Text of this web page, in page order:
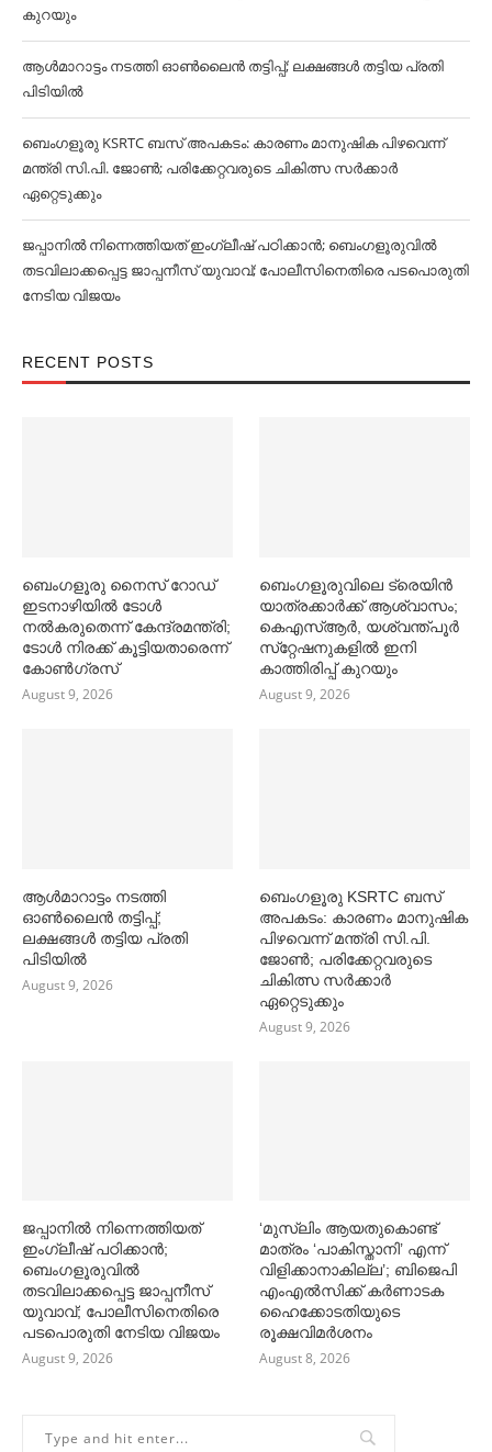
കുറയും
ആള്‍മാറാട്ടം നടത്തി ഓണ്‍ലൈൻ തട്ടിപ്പ്; ലക്ഷങ്ങള്‍ തട്ടിയ പ്രതി
പിടിയില്‍
ബെംഗളൂരു KSRTC ബസ് അപകടം: കാരണം മാനുഷിക പിഴവെന്ന്
മന്ത്രി സി.പി. ജോണ്‍; പരിക്കേറ്റവരുടെ ചികിത്സ സര്‍ക്കാര്‍
ഏറ്റെടുക്കും
ജപ്പാനില്‍ നിന്നെത്തിയത് ഇംഗ്ലീഷ് പഠിക്കാൻ; ബെംഗളൂരുവില്‍
തടവിലാക്കപ്പെട്ട ജാപ്പനീസ് യുവാവ്; പോലീസിനെതിരെ പടപൊരുതി
നേടിയ വിജയം
RECENT POSTS
ബെംഗളൂരു നൈസ് റോഡ്
ഇടനാഴിയില്‍ ടോള്‍
നല്‍കരുതെന്ന് കേന്ദ്രമന്ത്രി;
ടോള്‍ നിരക്ക് കൂട്ടിയതാരെന്ന്
കോണ്‍ഗ്രസ്
August 9, 2026
ബെംഗളൂരുവിലെ ട്രെയിൻ
യാത്രക്കാര്‍ക്ക് ആശ്വാസം;
കെഎസ്‌ആര്‍, യശ്വന്ത്പൂര്‍
സ്‌റ്റേഷനുകളില്‍ ഇനി
കാത്തിരിപ്പ് കുറയും
August 9, 2026
ആള്‍മാറാട്ടം നടത്തി
ഓണ്‍ലൈൻ തട്ടിപ്പ്;
ലക്ഷങ്ങള്‍ തട്ടിയ പ്രതി
പിടിയില്‍
August 9, 2026
ബെംഗളൂരു KSRTC ബസ്
അപകടം: കാരണം മാനുഷിക
പിഴവെന്ന് മന്ത്രി സി.പി.
ജോണ്‍; പരിക്കേറ്റവരുടെ
ചികിത്സ സര്‍ക്കാര്‍
ഏറ്റെടുക്കും
August 9, 2026
ജപ്പാനില്‍ നിന്നെത്തിയത്
ഇംഗ്ലീഷ് പഠിക്കാൻ;
ബെംഗളൂരുവില്‍
തടവിലാക്കപ്പെട്ട ജാപ്പനീസ്
യുവാവ്; പോലീസിനെതിരെ
പടപൊരുതി നേടിയ വിജയം
August 9, 2026
‘മുസ്‌ലിം ആയതുകൊണ്ട്
മാത്രം ‘പാകിസ്താനി’ എന്ന്
വിളിക്കാനാകില്ല’; ബിജെപി
എംഎല്‍സിക്ക് കര്‍ണാടക
ഹൈക്കോടതിയുടെ
രൂക്ഷവിമര്‍ശനം
August 8, 2026